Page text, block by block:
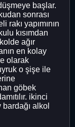
başlar.
sonrası
rakı yapımının
kısımdan
ağır
en kolay
olarak
o şişe ile
göbek
ikinci
alkol